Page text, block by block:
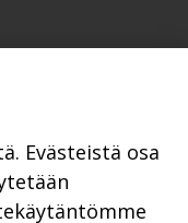
Evästeistä osa